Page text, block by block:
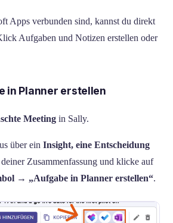
Apps verbunden sind, kannst du direkt
Aufgaben und Notizen erstellen oder
in Planner erstellen
Meeting in Sally.
über ein Insight, eine Entscheidung
Zusammenfassung und klicke auf
→ „Aufgabe in Planner erstellen“.